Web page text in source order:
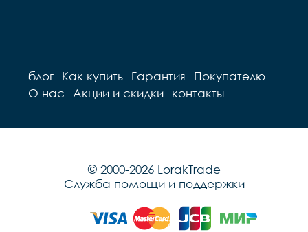
блог Как купить Гарантия
Покупателю
О нас
Акции и скидки контакты
© 2000-2026 LorakTrade
Служба помощи и поддержки